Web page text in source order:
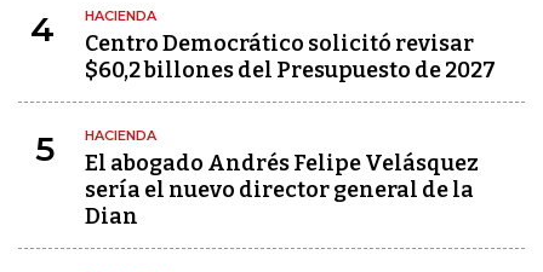
4 HACIENDA
Centro Democrático solicitó revisar
$60,2 billones del Presupuesto de 2027
5 HACIENDA
El abogado Andrés Felipe Velásquez
sería el nuevo director general de la
Dian